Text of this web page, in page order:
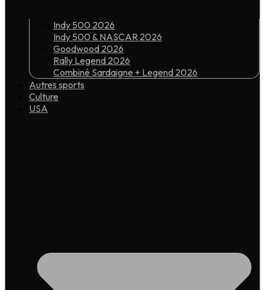
Indy 500 2026
Indy 500 & NASCAR 2026
Goodwood 2026
Rally Legend 2026
Combiné Sardaigne + Legend 2026
Autres sports
Culture
USA